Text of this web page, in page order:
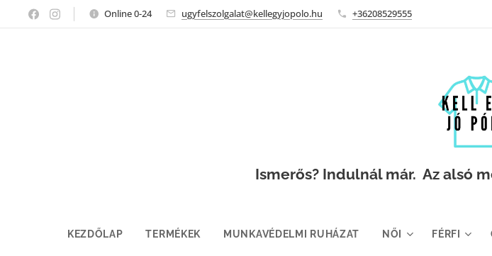
Online 0-24 ugyfelszolgalat@kellegyjopolo.hu +36208529555
Ismerős? Indulnál már. Az alsó
KEZDŐLAP TERMÉKEK MUNKAVÉDELMI RUHÁZAT NŐI FÉRFI